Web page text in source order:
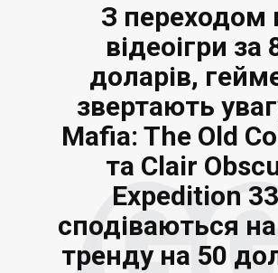
З переходом
відеоігри за
доларів,
звертають
Mafia: The Old
та Clair
Expedition 33
сподіваються на
тренду на 50